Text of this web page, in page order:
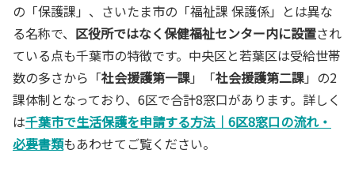
の「保護課」、さいたま市の「福祉課 保護係」とは異な
る名称で、 区役所ではなく保健福祉センター内に設置され
ている点も千葉市の特徴です。中央区と若葉区は受給世帯
数の多さから「社会援護第一課」「社会援護第二課」の2
課体制となっており、6区で合計8窓口があります。詳しく
は千葉市で生活保護を申請する方法｜6区8窓口の流れ・
必要書類もあわせてご覧ください。